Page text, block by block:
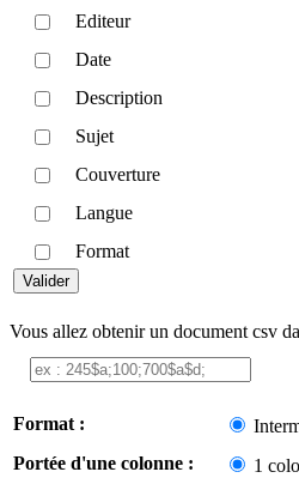
Editeur
Date
Description
Sujet
Couverture
Langue
Format
Vous allez obtenir un document csv
Format :
Portée d'une colonne :
1